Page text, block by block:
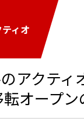
ィオ
アクティ
オープ